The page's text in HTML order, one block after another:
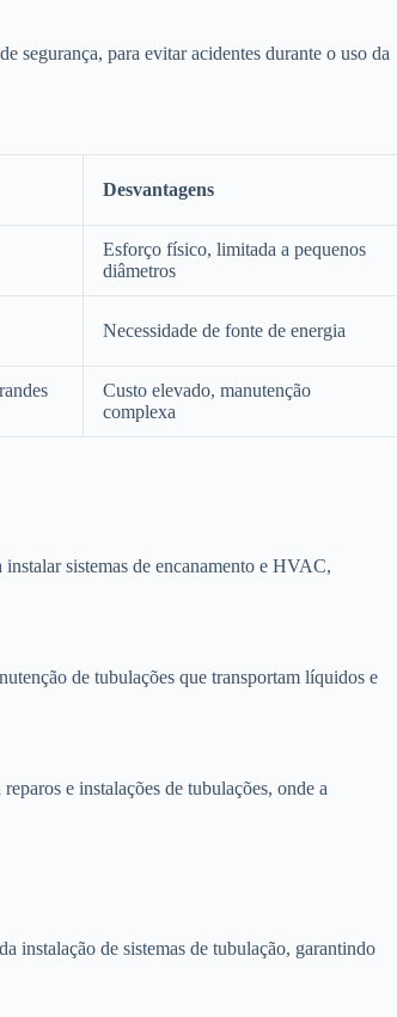
segurança, para evitar acidentes durante o uso da
Desvantagens
Esforço físico, limitada a pequenos
diâmetros
Necessidade de fonte de energia
Custo elevado, manutenção
complexa
sistemas de encanamento e HVAC,
de tubulações que transportam líquidos e
e instalações de tubulações, onde a
instalação de sistemas de tubulação, garantindo